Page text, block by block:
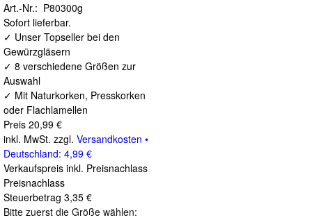
Art.-Nr.: P80300g
Sofort lieferbar.
✓ Unser Topseller bei den
Gewürzgläsern
✓ 8 verschiedene Größen zur
Auswahl
✓ Mit Naturkorken, Presskorken
oder Flachlamellen
Preis 20,99 €
inkl. MwSt. zzgl. Versandkosten •
Deutschland: 4,99 €
Verkaufspreis inkl. Preisnachlass
Preisnachlass
Steuerbetrag 3,35 €
Bitte zuerst die Größe wählen: